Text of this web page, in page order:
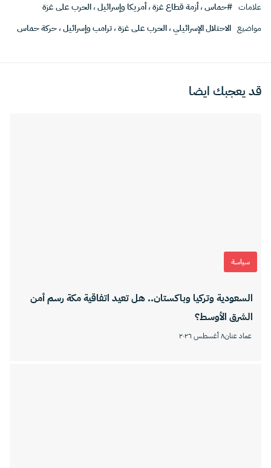
علامات #حماس،أزمة قطاع غزة،أمريكا وإسرائيل،الحرب على غزة
مواضيع الاحتلال الإسرائيلي،الحرب على غزة،ترامب وإسرائيل،حركة حماس
قد يعجبك ايضا
سياسة
السعودية وتركيا وباكستان.. هل تعيد اتفاقية مكة رسم أمن
الشرق الأوسط؟
عماد عنان٨ أغسطس ٢٠٢٦